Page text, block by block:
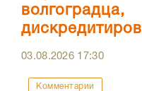
волгоградца,
03.08.2026 17:30
Комментарии